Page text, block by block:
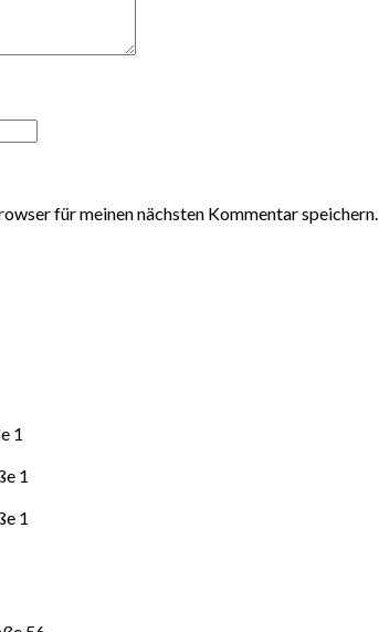
für meinen nächsten Kommentar speichern.
1
1
1